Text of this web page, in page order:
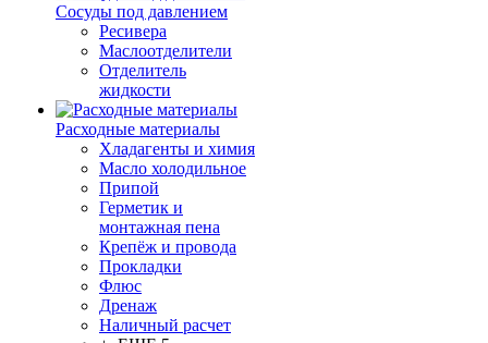
Сосуды под давлением
Ресивера
Маслоотделители
Отделитель
жидкости
Расходные материалы
Хладагенты и химия
Масло холодильное
Припой
Герметик и
монтажная пена
Крепёж и провода
Прокладки
Флюс
Дренаж
Наличный расчет